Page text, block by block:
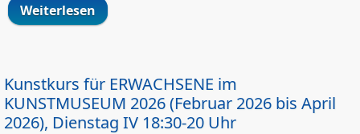
Weiterlesen über Kunstkurs für ERWACHSENE im
KUNSTMUSEUM 2026 (Februar 2026 bis
Kunstkurs für ERWACHSENE im
KUNSTMUSEUM 2026 (Februar 2026 bis April
2026), Dienstag IV 18:30-20 Uhr